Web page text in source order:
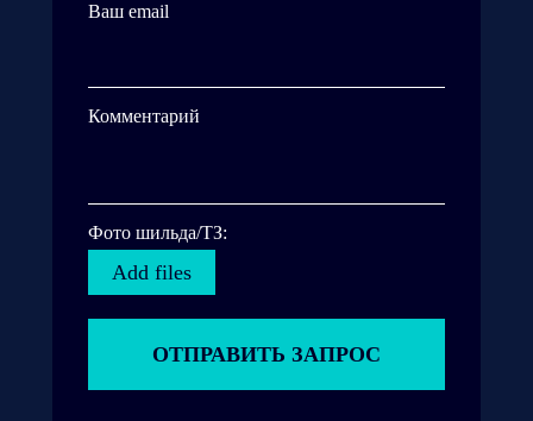
Ваш email
Комментарий
Фото шильда/ТЗ:
Add files
ОТПРАВИТЬ ЗАПРОС